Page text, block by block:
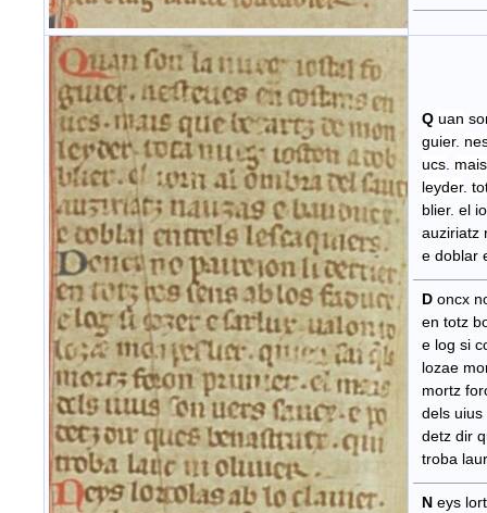
Q uan
guier.
ucs mais
leyder.
blier. el
auziriatz
e doblar
D oncx
en totz
e log si
lozae
mortz
dels
detz dir
troba
N eys